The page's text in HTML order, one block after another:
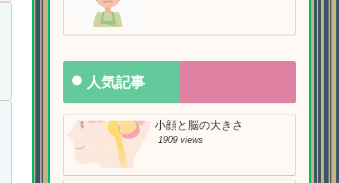
人気記事
小顔と脳の大きさ
1909 views